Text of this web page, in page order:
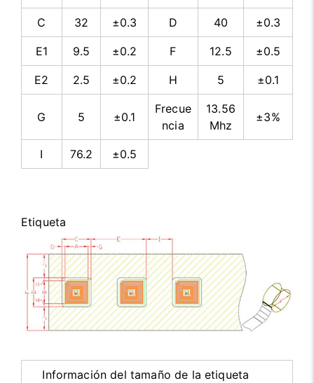
C 32 ±0.3 D 40 ±0.3
E1 9.5 ±0.2 F 12.5 ±0.5
E2 2.5 ±0.2 H 5 ±0.1
G 5 ±0.1
Frecue
ncia
13.56
Mhz
±3%
I 76.2 ±0.5
Etiqueta
Información del tamaño de la etiqueta